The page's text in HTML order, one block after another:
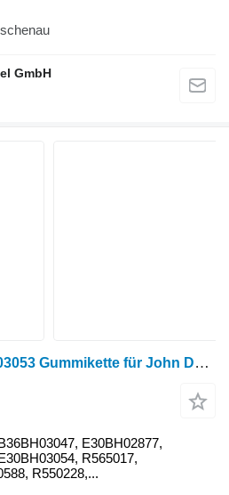
GmbH
VULCAN AGRI B30BH03053 Gummikette für John Deere 9470RX / 9520RX / 9570RX / 9620RX / 9470RX Scraper Special / 9520RX Scraper Special / 9570RXScraper Special Kompakttraktor
E30BH02877,
R565017,
R550228,...